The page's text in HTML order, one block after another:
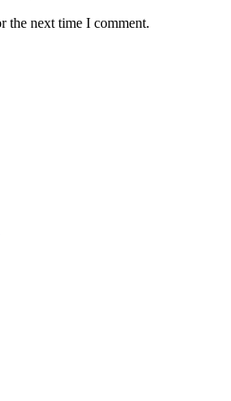
the next time I comment.